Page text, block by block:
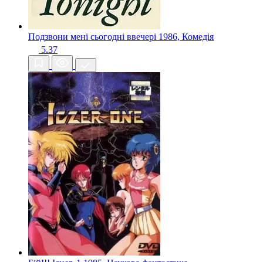
Подзвони мені сьогодні ввечері 1986, Комедія
5.37